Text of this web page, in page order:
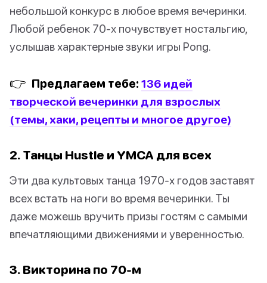
небольшой конкурс в любое время вечеринки.
Любой ребенок 70-х почувствует ностальгию,
услышав характерные звуки игры Pong.
👉 Предлагаем тебе: 136 идей
творческой вечеринки для взрослых
(темы, хаки, рецепты и многое другое)
2. Танцы Hustle и YMCA для всех
Эти два культовых танца 1970-х годов заставят
всех встать на ноги во время вечеринки. Ты
даже можешь вручить призы гостям с самыми
впечатляющими движениями и уверенностью.
3. Викторина по 70-м